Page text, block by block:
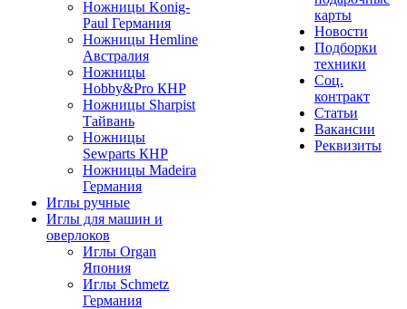
Ножницы Konig-
Paul Германия
Ножницы Hemline
Австралия
Ножницы
Hobby&Pro КНР
Ножницы Sharpist
Тайвань
Ножницы
Sewparts КНР
Ножницы Madeira
Германия
Иглы ручные
Иглы для машин и
оверлоков
Иглы Organ
Япония
Иглы Schmetz
Германия
карты
Новости
Подборки
техники
Соц.
контракт
Статьи
Вакансии
Реквизиты